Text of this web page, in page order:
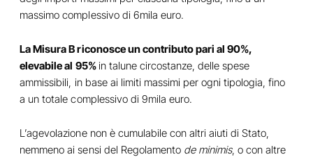
massimo complessivo di 6mila euro.
La Misura B riconosce un contributo pari al 90%,
elevabile al 95%in talune circostanze, delle spese
ammissibili, in base ai limiti massimi per ogni tipologia, fino
a un totale complessivo di 9mila euro.
L’agevolazione non è cumulabile con altri aiuti di Stato,
nemmeno ai sensi del Regolamento de minimis, o con altre